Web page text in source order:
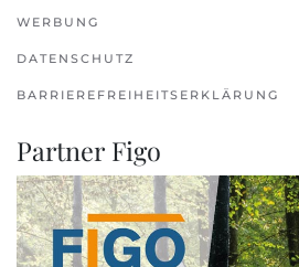
WERBUNG
DATENSCHUTZ
BARRIEREFREIHEITSERKLÄRUNG
Partner Figo